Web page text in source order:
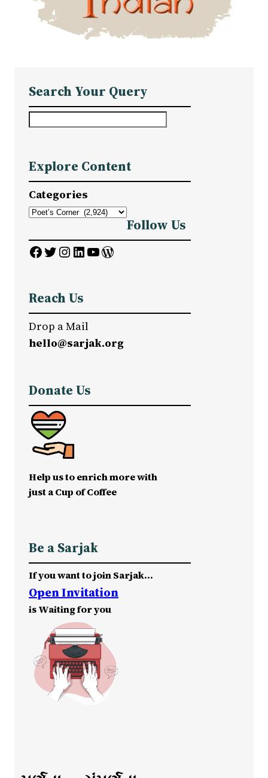
Search Your Query
r
c
h
Explore Content
Categories
Follow Us
Facebook Twitter InstagramLinkedIn YouTube WordPress
Reach Us
Drop a Mail
hello@sarjak.org
Donate Us
Help us to enrich more with
just a Cup of Coffee
Be a Sarjak
If you want to join Sarjak…
Open Invitation
is Waiting for you